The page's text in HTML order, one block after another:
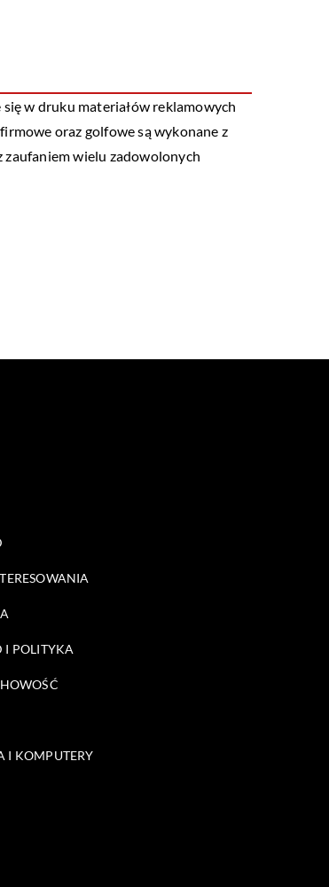
w druku materiałów reklamowych
oraz golfowe są wykonane z
wielu zadowolonych
I POLITYKA
I KOMPUTERY